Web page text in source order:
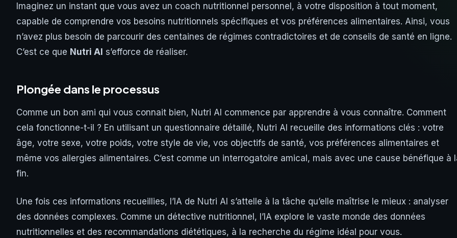
Imaginez un instant que vous avez un coach nutritionnel personnel, à votre disposition à tout moment,
capable de comprendre vos besoins nutritionnels spécifiques et vos préférences alimentaires. Ainsi, vous
n’avez plus besoin de parcourir des centaines de régimes contradictoires et de conseils de santé en ligne.
C’est ce que Nutri AI s’efforce de réaliser.
Plongée dans le processus
Comme un bon ami qui vous connait bien, Nutri AI commence par apprendre à vous connaître. Comment
cela fonctionne-t-il ? En utilisant un questionnaire détaillé, Nutri AI recueille des informations clés : votre
âge, votre sexe, votre poids, votre style de vie, vos objectifs de santé, vos préférences alimentaires et
même vos allergies alimentaires. C’est comme un interrogatoire amical, mais avec une cause bénéfique à
fin.
Une fois ces informations recueillies, l’IA de Nutri AI s’attelle à la tâche qu’elle maîtrise le mieux : analyser
des données complexes. Comme un détective nutritionnel, l’IA explore le vaste monde des données
nutritionnelles et des recommandations diététiques, à la recherche du régime idéal pour vous.